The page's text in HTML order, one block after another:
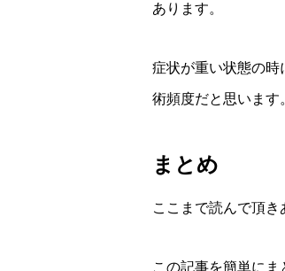
あります。
症状が重い状態の時
術頻度だと思います
まとめ
ここまで読んで頂き
この記事を簡単にま